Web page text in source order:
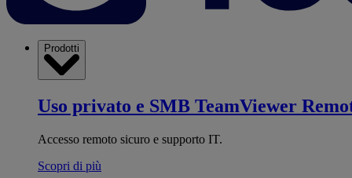
Prodotti
Uso privato e SMB TeamViewer
Accesso remoto sicuro e supporto IT.
Scopri di più